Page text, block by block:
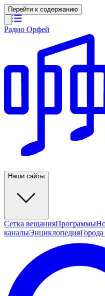
Перейти к содержанию
Радио Орфей
Наши сайты
Сетка вещанияПрограммы
каналыЭнциклопедия